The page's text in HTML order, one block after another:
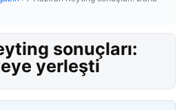
sonuçları:
yerleşti